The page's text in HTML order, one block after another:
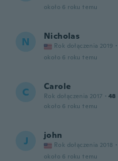
około 6 roku temu
N Nicholas
Rok dołączenia 2019 ·
około 6 roku temu
C Carole
Rok dołączenia 2017 · 48
około 6 roku temu
J john
Rok dołączenia 2018 ·
około 6 roku temu